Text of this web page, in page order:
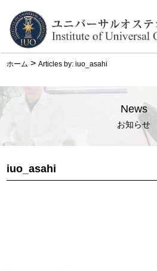
ホーム >Articles by: iuo_asahi
News
お知らせ
iuo_asahi